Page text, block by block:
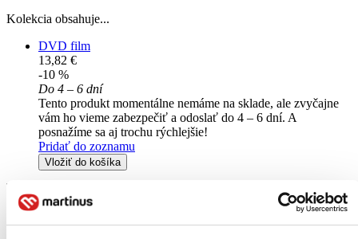
Kolekcia obsahuje...
DVD film
13,82 €
-10 %
Do 4 – 6 dní
Tento produkt momentálne nemáme na sklade, ale zvyčajne
vám ho vieme zabezpečiť a odoslať do 4 – 6 dní. A
posnažíme sa aj trochu rýchlejšie!
Pridať do zoznamu
Vložiť do košíka